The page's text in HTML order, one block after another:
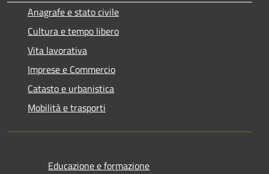
Anagrafe e stato civile
Cultura e tempo libero
Vita lavorativa
Imprese e Commercio
Catasto e urbanistica
Mobilità e trasporti
Educazione e formazione